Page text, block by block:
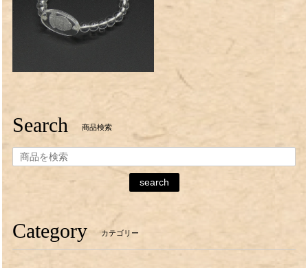
Search 商品検索
search
Category カテゴリー